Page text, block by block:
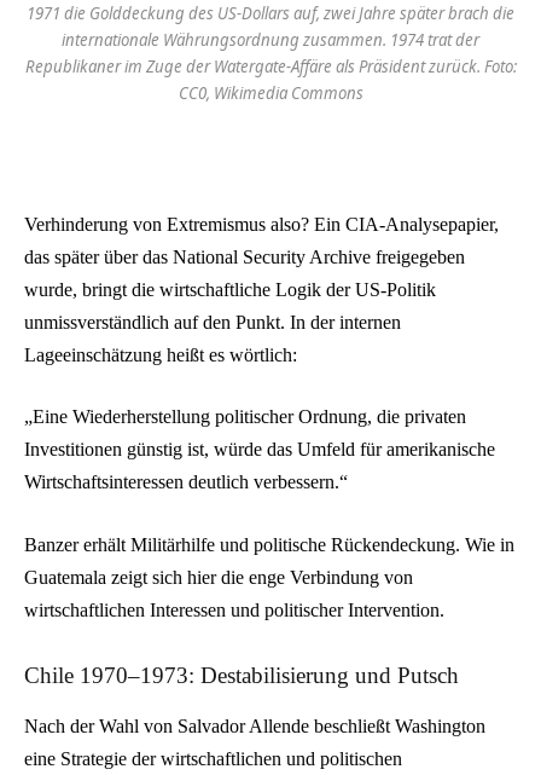
1971 die Golddeckung des US-Dollars auf, zwei Jahre später brach die
internationale Währungsordnung zusammen. 1974 trat der
Republikaner im Zuge der Watergate-Affäre als Präsident zurück. Foto:
CC0, Wikimedia Commons
Verhinderung von Extremismus also? Ein CIA-Analysepapier,
das später über das National Security Archive freigegeben
wurde, bringt die wirtschaftliche Logik der US-Politik
unmissverständlich auf den Punkt. In der internen
Lageeinschätzung heißt es wörtlich:
„Eine Wiederherstellung politischer Ordnung, die privaten
Investitionen günstig ist, würde das Umfeld für amerikanische
Wirtschaftsinteressen deutlich verbessern.“
Banzer erhält Militärhilfe und politische Rückendeckung. Wie in
Guatemala zeigt sich hier die enge Verbindung von
wirtschaftlichen Interessen und politischer Intervention.
Chile 1970–1973: Destabilisierung und Putsch
Nach der Wahl von Salvador Allende beschließt Washington
eine Strategie der wirtschaftlichen und politischen